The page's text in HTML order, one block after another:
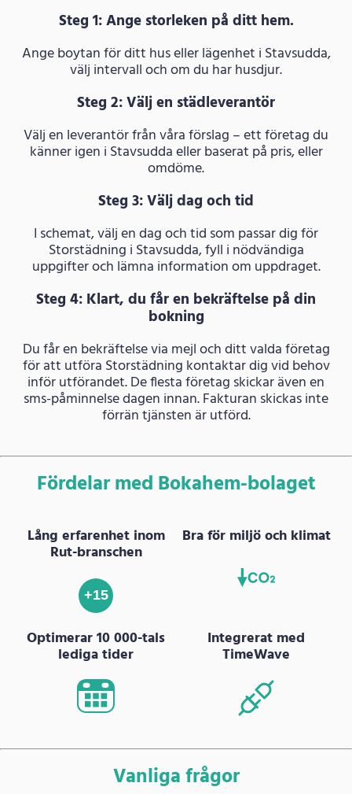
Steg 1: Ange storleken på ditt hem.
Ange boytan för ditt hus eller lägenhet i Stavsudda,
välj intervall och om du har husdjur.
Steg 2: Välj en städleverantör
Välj en leverantör från våra förslag – ett företag du
känner igen i Stavsudda eller baserat på pris, eller
omdöme.
Steg 3: Välj dag och tid
I schemat, välj en dag och tid som passar dig för
Storstädning i Stavsudda, fyll i nödvändiga
uppgifter och lämna information om uppdraget.
Steg 4: Klart, du får en bekräftelse på din
bokning
Du får en bekräftelse via mejl och ditt valda företag
för att utföra Storstädning kontaktar dig vid behov
inför utförandet. De flesta företag skickar även en
sms-påminnelse dagen innan. Fakturan skickas inte
förrän tjänsten är utförd.
Fördelar med Bokahem-bolaget
Lång erfarenhet inom
Rut-branschen
+15
Bra för miljö och klimat
Optimerar 10 000-tals
lediga tider
Integrerat med
TimeWave
Vanliga frågor